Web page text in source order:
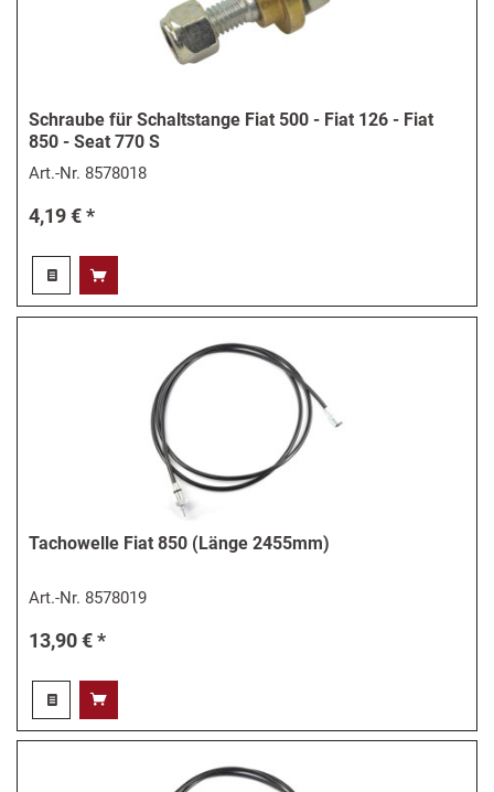
Schraube für Schaltstange Fiat 500 - Fiat 126 - Fiat
850 - Seat 770 S
Art.-Nr. 8578018
4,19 € *
Tachowelle Fiat 850 (Länge 2455mm)
Art.-Nr. 8578019
13,90 € *